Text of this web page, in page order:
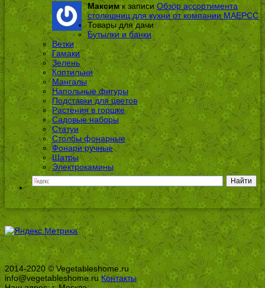
Максимк записиОбзор ассортимента
столешниц для кухни от компании МАЕРСС
Товары для дачи
Бутылки и банки
Ветки
Гамаки
Зелень
Коптильни
Мангалы
Напольные фигуры
Подставки для цветов
Растения в горшке
Садовые наборы
Статуи
Столбы фонарные
Фонари ручные
Шатры
Электрокамины
2014-2020 © Vegetableshome.ru
info@vegetableshome.ruКонтакты